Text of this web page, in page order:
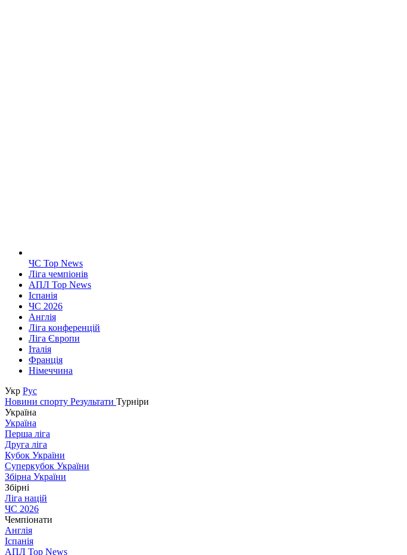
ЧС Top News
Ліга чемпіонів
АПЛ Top News
Іспанія
ЧС 2026
Англія
Ліга конференцій
Ліга Європи
Італія
Франція
Німеччина
Укр Рус
Новини спорту Результати Турніри
Україна
Україна
Перша ліга
Друга ліга
Кубок України
Суперкубок України
Збірна України
Збірні
Ліга націй
ЧС 2026
Чемпіонати
Англія
Іспанія
АПЛ Top News